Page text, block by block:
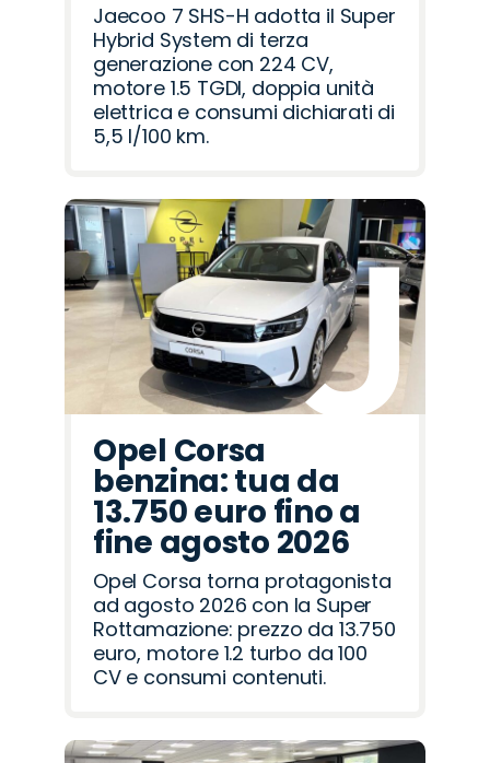
Jaecoo 7 SHS-H adotta il Super
Hybrid System di terza
generazione con 224 CV,
motore 1.5 TGDI, doppia unità
elettrica e consumi dichiarati di
5,5 l/100 km.
Opel Corsa
benzina: tua da
13.750 euro fino a
fine agosto 2026
Opel Corsa torna protagonista
ad agosto 2026 con la Super
Rottamazione: prezzo da 13.750
euro, motore 1.2 turbo da 100
CV e consumi contenuti.